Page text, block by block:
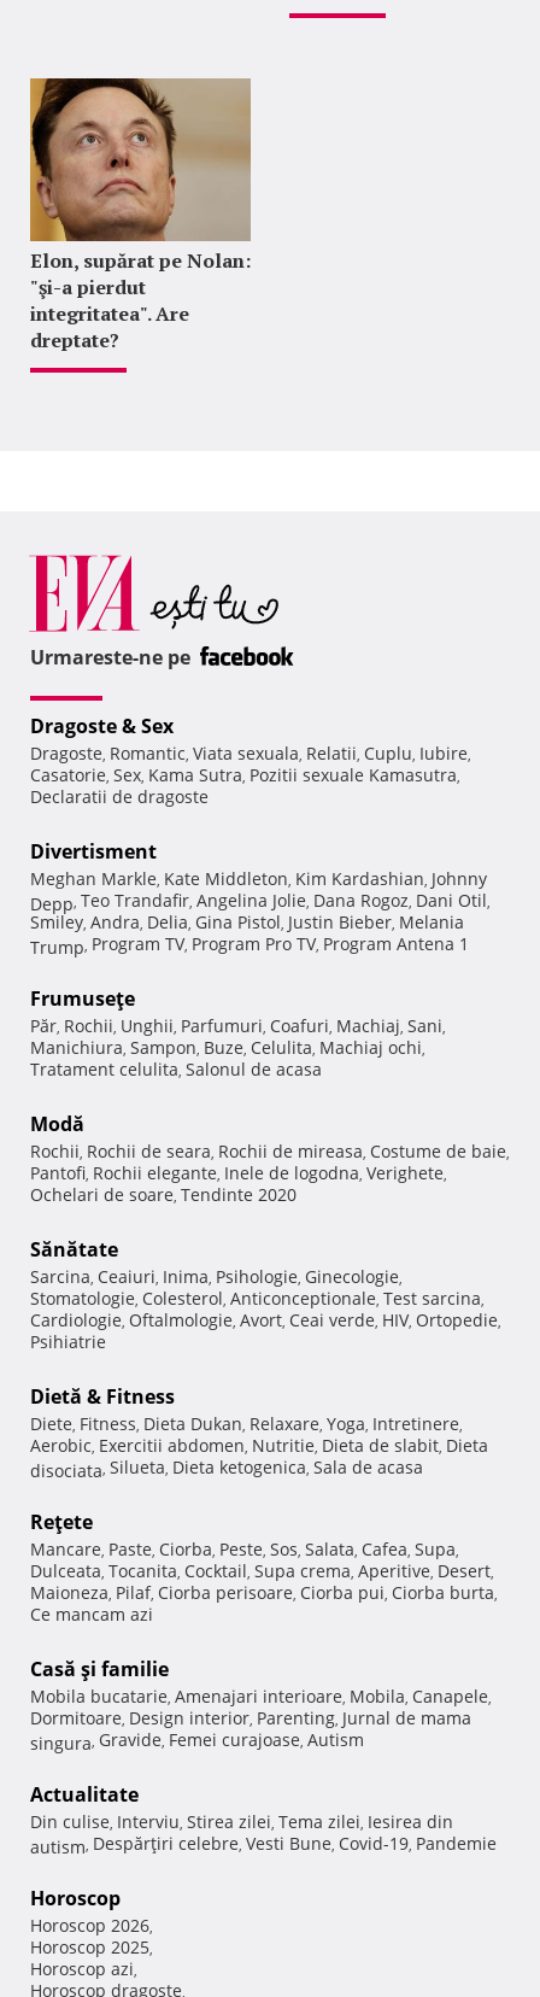
Elon, supărat pe Nolan:
"şi-a pierdut
integritatea". Are
dreptate?
Urmareste-ne pe
Dragoste & Sex
Dragoste, Romantic, Viata sexuala, Relatii, Cuplu, Iubire,
Casatorie, Sex, Kama Sutra, Pozitii sexuale Kamasutra,
Declaratii de dragoste
Divertisment
Meghan Markle, Kate Middleton, Kim Kardashian, Johnny
Depp, Teo Trandafir, Angelina Jolie, Dana Rogoz, Dani Otil,
Smiley, Andra, Delia, Gina Pistol, Justin Bieber, Melania
Trump, Program TV, Program Pro TV, Program Antena 1
Frumuseţe
Păr, Rochii, Unghii, Parfumuri, Coafuri, Machiaj, Sani,
Manichiura, Sampon, Buze, Celulita, Machiaj ochi,
Tratament celulita, Salonul de acasa
Modă
Rochii, Rochii de seara, Rochii de mireasa, Costume de baie,
Pantofi, Rochii elegante, Inele de logodna, Verighete,
Ochelari de soare, Tendinte 2020
Sănătate
Sarcina, Ceaiuri, Inima, Psihologie, Ginecologie,
Stomatologie, Colesterol, Anticonceptionale, Test sarcina,
Cardiologie, Oftalmologie, Avort, Ceai verde, HIV, Ortopedie,
Psihiatrie
Dietă & Fitness
Diete, Fitness, Dieta Dukan, Relaxare, Yoga, Intretinere,
Aerobic, Exercitii abdomen, Nutritie, Dieta de slabit, Dieta
disociata, Silueta, Dieta ketogenica, Sala de acasa
Reţete
Mancare, Paste, Ciorba, Peste, Sos, Salata, Cafea, Supa,
Dulceata, Tocanita, Cocktail, Supa crema, Aperitive, Desert,
Maioneza, Pilaf, Ciorba perisoare, Ciorba pui, Ciorba burta,
Ce mancam azi
Casă şi familie
Mobila bucatarie, Amenajari interioare, Mobila, Canapele,
Dormitoare, Design interior, Parenting, Jurnal de mama
singura, Gravide, Femei curajoase, Autism
Actualitate
Din culise, Interviu, Stirea zilei, Tema zilei, Iesirea din
autism, Despărţiri celebre, Vesti Bune, Covid-19, Pandemie
Horoscop
Horoscop 2026,
Horoscop 2025,
Horoscop azi,
Horoscop dragoste,